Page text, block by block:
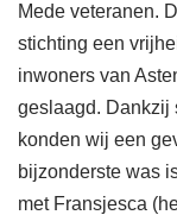
Mede veteranen.
stichting een
inwoners van
geslaagd. Dankzij
konden wij een
bijzonderste was
met Fransjesca